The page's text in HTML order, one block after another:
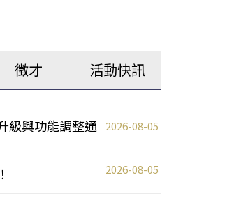
徵才 活動快訊
級與功能調整通
2026-08-05
2026-08-05